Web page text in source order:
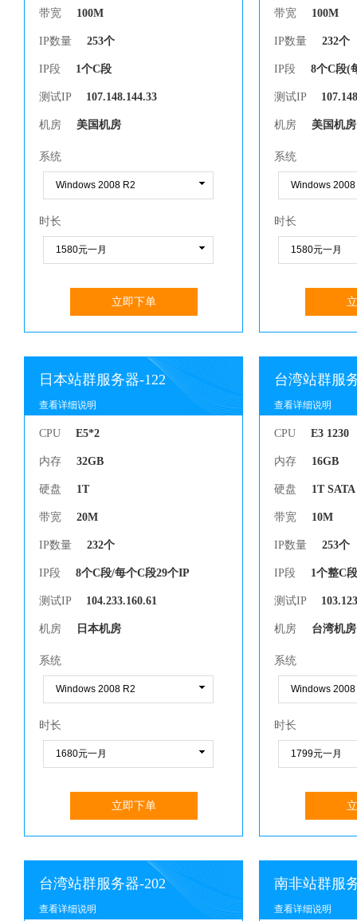
带宽 100M
IP数量 253个
IP段 1个C段
测试IP 107.148.144.33
机房 美国机房
系统
时长
立即下单
带宽 100M
IP数量 232个
IP段 8个C段(
测试IP
机房 美国机房
系统
时长
日本站群服务器-122
查看详细说明
CPU E5*2
内存 32GB
硬盘 1T
带宽 20M
IP数量 232个
IP段 8个C段/每个C段29个IP
测试IP 104.233.160.61
机房 日本机房
系统
时长
立即下单
台湾站群服
查看详细说明
CPU E3 1230
内存 16GB
硬盘 1T SATA
带宽 10M
IP数量 253个
IP段 1个整C段
测试IP
机房 台湾机房
系统
时长
台湾站群服务器-202
查看详细说明
南非站群服
查看详细说明